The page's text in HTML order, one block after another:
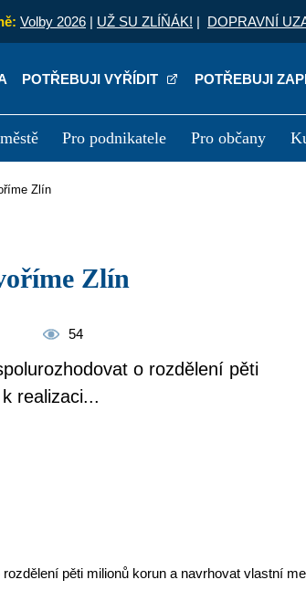
Volby 2026 | UŽ SU ZLÍŇÁK! | DOPRAVNÍ
POTŘEBUJI VYŘÍDIT POTŘEBUJI
Pro podnikatele Pro občany
Zlín
Zlín
54
o rozdělení pěti
realizaci...
pěti milionů korun a navrhovat vlastní